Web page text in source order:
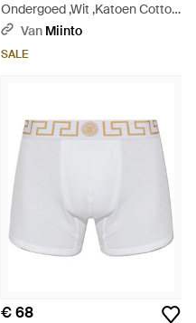
Ondergoed ,Wit ,Katoen Cotton
Briefs - Wit
Van Miinto
SALE
€ 68